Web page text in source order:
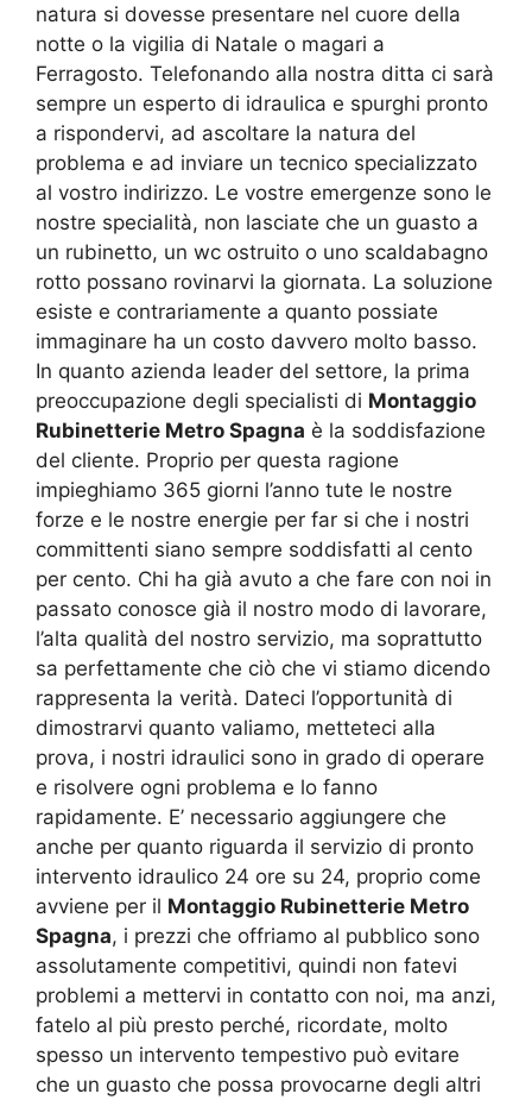
natura si dovesse presentare nel cuore della
notte o la vigilia di Natale o magari a
Ferragosto. Telefonando alla nostra ditta ci sarà
sempre un esperto di idraulica e spurghi pronto
a rispondervi, ad ascoltare la natura del
problema e ad inviare un tecnico specializzato
al vostro indirizzo. Le vostre emergenze sono le
nostre specialità, non lasciate che un guasto a
un rubinetto, un wc ostruito o uno scaldabagno
rotto possano rovinarvi la giornata. La soluzione
esiste e contrariamente a quanto possiate
immaginare ha un costo davvero molto basso.
In quanto azienda leader del settore, la prima
preoccupazione degli specialisti di Montaggio
Rubinetterie Metro Spagna è la soddisfazione
del cliente. Proprio per questa ragione
impieghiamo 365 giorni l’anno tute le nostre
forze e le nostre energie per far si che i nostri
committenti siano sempre soddisfatti al cento
per cento. Chi ha già avuto a che fare con noi in
passato conosce già il nostro modo di lavorare,
l’alta qualità del nostro servizio, ma soprattutto
sa perfettamente che ciò che vi stiamo dicendo
rappresenta la verità. Dateci l’opportunità di
dimostrarvi quanto valiamo, metteteci alla
prova, i nostri idraulici sono in grado di operare
e risolvere ogni problema e lo fanno
rapidamente. E’ necessario aggiungere che
anche per quanto riguarda il servizio di pronto
intervento idraulico 24 ore su 24, proprio come
avviene per il Montaggio Rubinetterie Metro
Spagna, i prezzi che offriamo al pubblico sono
assolutamente competitivi, quindi non fatevi
problemi a mettervi in contatto con noi, ma anzi,
fatelo al più presto perché, ricordate, molto
spesso un intervento tempestivo può evitare
che un guasto che possa provocarne degli altri